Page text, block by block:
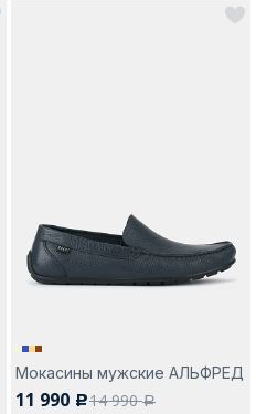
Мокасины мужские АЛЬФРЕД
11 990 c14 990a